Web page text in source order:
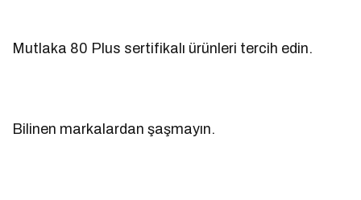
Mutlaka 80 Plus sertifikalı ürünleri tercih edin.
Bilinen markalardan şaşmayın.